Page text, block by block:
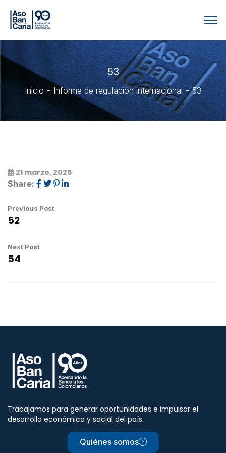
53
Inicio Informe de regulación internacional 53
21 marzo, 2025
Share:
Previous Post
52
Next Post
54
Trabajamos para generar oportunidades e impulsar el
desarrollo económico y social del país.
Quiénes somos